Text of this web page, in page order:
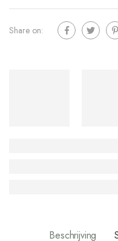
Share on:
Beschrijving